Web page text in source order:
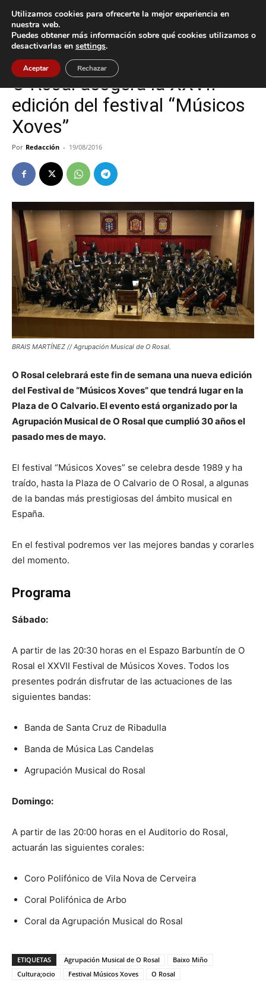
Inicio Cultura / Ocio
Cultura / Ocio O Rosal
O Rosal acogerá la XXVII
edición del festival “Músicos
Xoves”
Por Redacción - 19/08/2016
BRAIS MARTÍNEZ // Agrupación Musical de O Rosal.
O Rosal celebrará este fin de semana una nueva edición
del Festival de “Músicos Xoves” que tendrá lugar en la
Plaza de O Calvario. El evento está organizado por la
Agrupación Musical de O Rosal que cumplió 30 años el
pasado mes de mayo.
El festival “Músicos Xoves” se celebra desde 1989 y ha
traído, hasta la Plaza de O Calvario de O Rosal, a algunas
de la bandas más prestigiosas del ámbito musical en
España.
En el festival podremos ver las mejores bandas y corarles
del momento.
Programa
Sábado:
A partir de las 20:30 horas en el Espazo Barbuntín de O
Rosal el XXVII Festival de Músicos Xoves. Todos los
presentes podrán disfrutar de las actuaciones de las
siguientes bandas:
Banda de Santa Cruz de Ribadulla
Banda de Música Las Candelas
Agrupación Musical do Rosal
Domingo:
A partir de las 20:00 horas en el Auditorio do Rosal,
actuarán las siguientes corales:
Coro Polifónico de Vila Nova de Cerveira
Coral Polifónica de Arbo
Coral da Agrupación Musical do Rosal
ETIQUETAS Agrupación Musical de O Rosal
Baixo Miño
Cultura;ocio
Festival Músicos Xoves O Rosal
Utilizamos cookies para ofrecerte la mejor experiencia en
nuestra web.
Puedes obtener más información sobre qué cookies utilizamos o
desactivarlas en settings.
Aceptar Rechazar